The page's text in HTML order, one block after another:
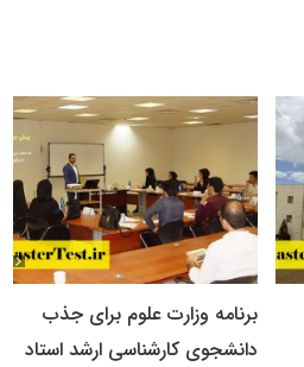
برنامه وزارت علوم برای جذب
دانشجوی کارشناسی ارشد استاد